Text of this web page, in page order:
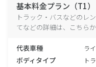
基本料金プラン（T1）
トラック・バスなどのレ
てなどの詳細は、こちら
代表車種 ラ
ボディタイプ ト